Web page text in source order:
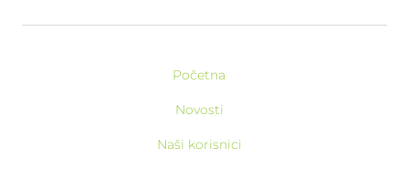
Početna
Novosti
Naši korisnici